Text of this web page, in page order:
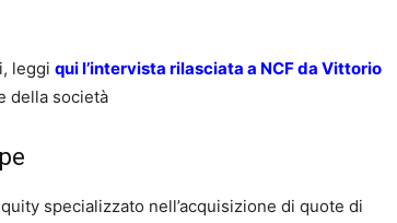
leggi qui l’intervista rilasciata a NCF da Vittorio
della società
specializzato nell’acquisizione di quote di